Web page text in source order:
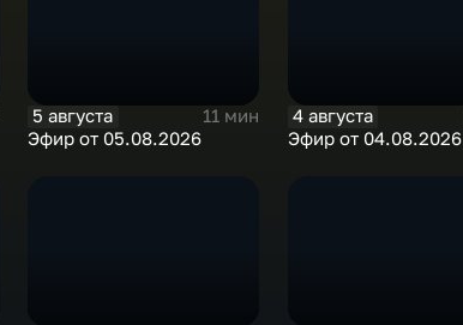
5 августа
11 мин
Эфир от 05.08.2026
4 августа
Эфир от 04.08.2026